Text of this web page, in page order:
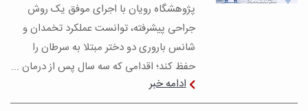
پژوهشگاه رویان با اجرای موفق یک روش
جراحی پیشرفته، توانست عملکرد تخمدان و
شانس باروری دو دختر مبتلا به سرطان را
حفظ کند؛ اقدامی که سه سال پس از درمان ...
ادامه خبر